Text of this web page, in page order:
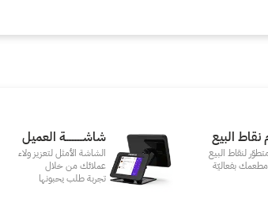
نقاط البيع
لنقاط البيع
مطعمك بفعاليّة
شاشـــــــــــة العميل
الشاشة الأمثل لتعزيز ولاء
عملائك من خلال
تجربة طلب يحبونها